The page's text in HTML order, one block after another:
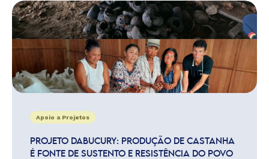
Apoio a Projetos
PROJETO DABUCURY: PRODUÇÃO DE CASTANHA
É FONTE DE SUSTENTO E RESISTÊNCIA DO POVO